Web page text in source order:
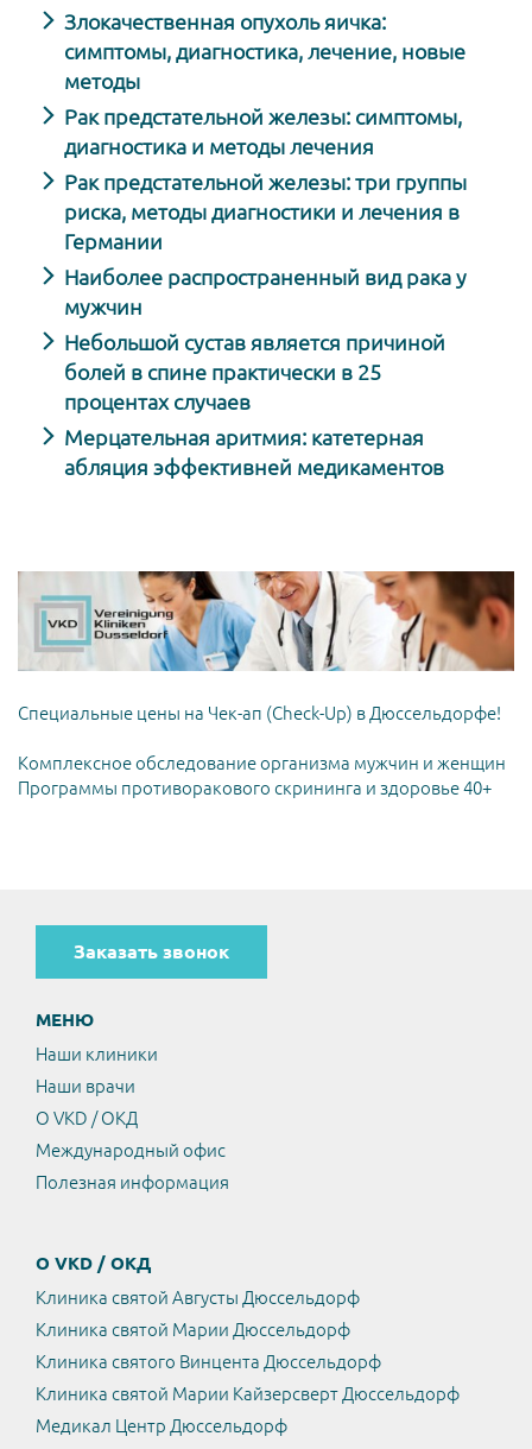
Злокачественная опухоль яичка:
симптомы, диагностика, лечение, новые
методы
Рак предстательной железы: симптомы,
диагностика и методы лечения
Рак предстательной железы: три группы
риска, методы диагностики и лечения в
Германии
Наиболее распространенный вид рака у
мужчин
Небольшой сустав является причиной
болей в спине практически в 25
процентах случаев
Мерцательная аритмия: катетерная
абляция эффективней медикаментов
Специальные цены на Чек-ап (Check-Up) в Дюссельдорфе!
Комплексное обследование организма мужчин и женщин
Программы противоракового скрининга и здоровье 40+
Заказать звонок
МЕНЮ
Наши клиники
Наши врачи
О VKD / ОКД
Международный офис
Полезная информация
О VKD / ОКД
Клиника святой Августы Дюссельдорф
Клиника святой Марии Дюссельдорф
Клиника святого Винцента Дюссельдорф
Клиника святой Марии Кайзерсверт Дюссельдорф
Медикал Центр Дюссельдорф